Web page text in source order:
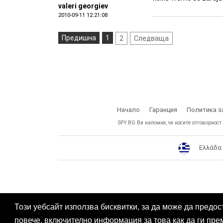
Този уебсайт използва бисквитки, за да може да
повече, включително информация за това как да ги
valeri georgiev
2010-09-11 12:21:08
Предишна 1 2 Следваща
Начало Гаранция Политика
SPY.BG Ви напомня, че носите
Ελλάδα